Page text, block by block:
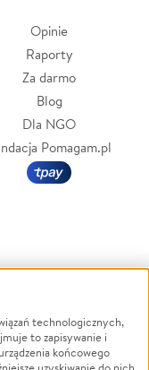
Opinie
Raporty
Za darmo
Blog
Dla NGO
Pomagam.pl
Powódź
Wichura
technologicznych,
to zapisywanie i
końcowego